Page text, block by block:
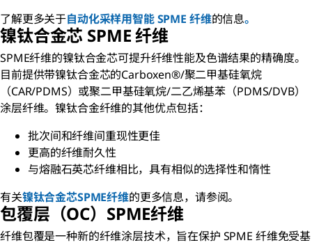
了解更多关于自动化采样用智能 SPME 纤维的信息。
镍钛合金芯 SPME 纤维
SPME纤维的镍钛合金芯可提升纤维性能及色谱结果的精确度。
目前提供带镍钛合金芯的Carboxen®/聚二甲基硅氧烷
（CAR/PDMS）或聚二甲基硅氧烷/二乙烯基苯（PDMS/DVB）
涂层纤维。镍钛合金纤维的其他优点包括：
批次间和纤维间重现性更佳
更高的纤维耐久性
与熔融石英芯纤维相比，具有相似的选择性和惰性
有关镍钛合金芯SPME纤维的更多信息，请参阅。
包覆层（OC）SPME纤维
纤维包覆是一种新的纤维涂层技术，旨在保护 SPME 纤维免受基